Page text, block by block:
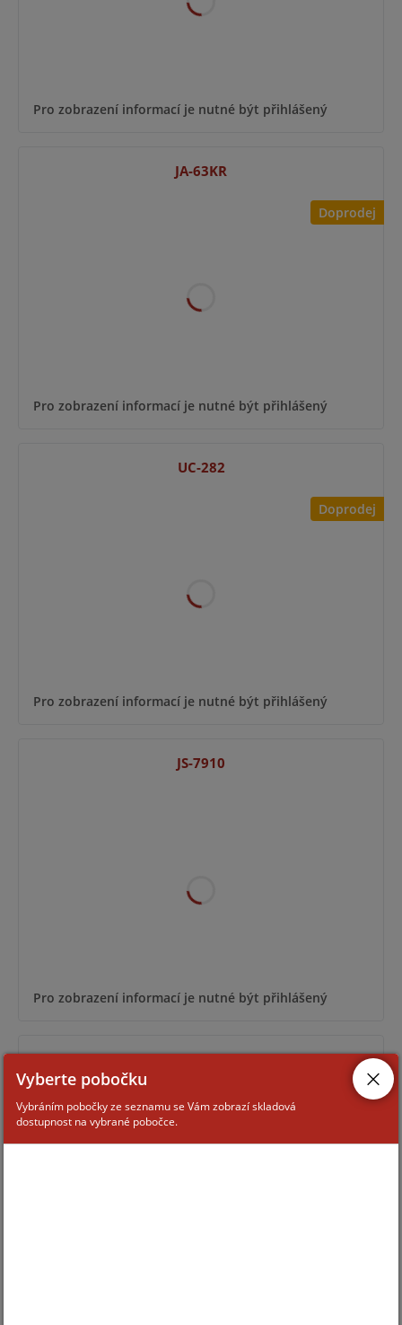
Pro zobrazení informací je nutné být přihlášený
Doprodej
JA-63KR
Pro zobrazení informací je nutné být přihlášený
Doprodej
UC-282
Pro zobrazení informací je nutné být přihlášený
JS-7910
Pro zobrazení informací je nutné být přihlášený
JS-7904
Vyberte pobočku
Vybráním pobočky ze seznamu se Vám zobrazí skladová
dostupnost na vybrané pobočce.